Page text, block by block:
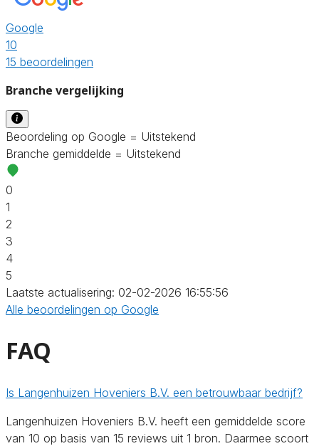
Google
10
15 beoordelingen
Branche vergelijking
Beoordeling op Google = Uitstekend
Branche gemiddelde = Uitstekend
0
1
2
3
4
5
Laatste actualisering: 02-02-2026 16:55:56
Alle beoordelingen op Google
FAQ
Is Langenhuizen Hoveniers B.V. een betrouwbaar bedrijf?
Langenhuizen Hoveniers B.V. heeft een gemiddelde score
van 10 op basis van 15 reviews uit 1 bron. Daarmee scoort